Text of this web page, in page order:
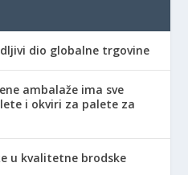
dio globalne trgovine
ambalaže ima sve
i okviri za palete za
u kvalitetne brodske